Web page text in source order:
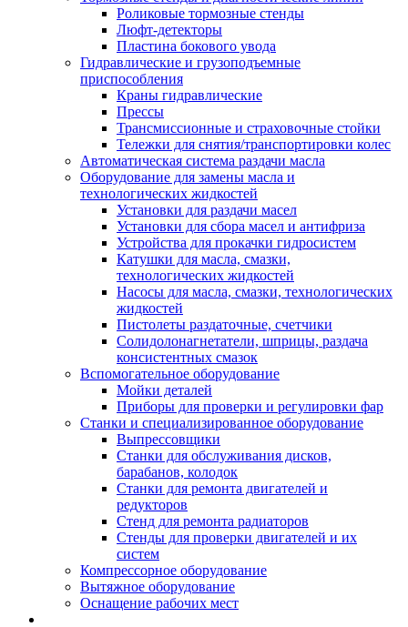
Роликовые тормозные стенды
Люфт-детекторы
Пластина бокового увода
Гидравлические и грузоподъемные
приспособления
Краны гидравлические
Прессы
Трансмиссионные и страховочные стойки
Тележки для снятия/транспортировки колес
Автоматическая система раздачи масла
Оборудование для замены масла и
технологических жидкостей
Установки для раздачи масел
Установки для сбора масел и антифриза
Устройства для прокачки гидросистем
Катушки для масла, смазки,
технологических жидкостей
Насосы для масла, смазки, технологических
жидкостей
Пистолеты раздаточные, счетчики
Солидолонагнетатели, шприцы, раздача
консистентных смазок
Вспомогательное оборудование
Мойки деталей
Приборы для проверки и регулировки фар
Станки и специализированное оборудование
Выпрессовщики
Станки для обслуживания дисков,
барабанов, колодок
Станки для ремонта двигателей и
редукторов
Стенд для ремонта радиаторов
Стенды для проверки двигателей и их
систем
Компрессорное оборудование
Вытяжное оборудование
Оснащение рабочих мест